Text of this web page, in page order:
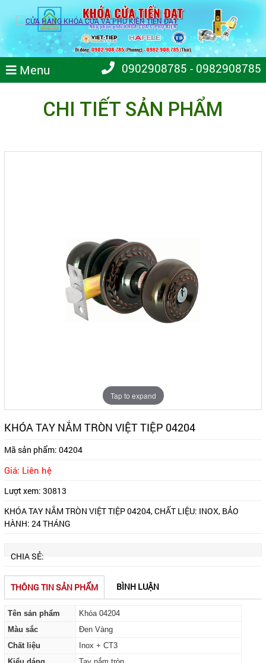
Menu 0902908785 - 0982908785
CHI TIẾT SẢN PHẨM
Tap to expand
KHÓA TAY NẮM TRÒN VIỆT TIỆP 04204
Mã sản phẩm: 04204
Giá: Liên hệ
Lượt xem: 30813
KHÓA TAY NẮM TRÒN VIỆT TIỆP 04204, CHẤT LIỆU: INOX, BẢO
HÀNH: 24 THÁNG
CHIA SẺ:
THÔNG TIN SẢN PHẨM BÌNH LUẬN
Tên sản phẩm
Khóa 04204
Màu sắc
Đen Vàng
Chất liệu
Inox + CT3